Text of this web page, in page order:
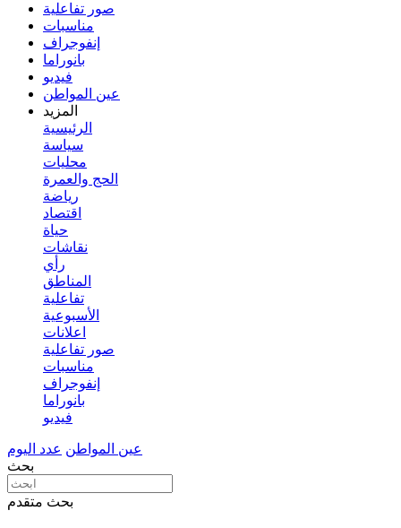
صور تفاعلية
مناسبات
إنفوجراف
بانوراما
فيديو
عين المواطن
المزيد
الرئيسية
سياسة
محليات
الحج والعمرة
رياضة
اقتصاد
حياة
نقاشات
رأي
المناطق
تفاعلية
الأسبوعية
اعلانات
صور تفاعلية
مناسبات
إنفوجراف
بانوراما
فيديو
عين المواطن عدد اليوم
بحث
بحث متقدم